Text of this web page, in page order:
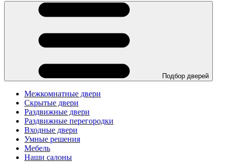
Подбор дверей
Межкомнатные двери
Скрытые двери
Раздвижные двери
Раздвижные перегородки
Входные двери
Умные решения
Мебель
Наши салоны